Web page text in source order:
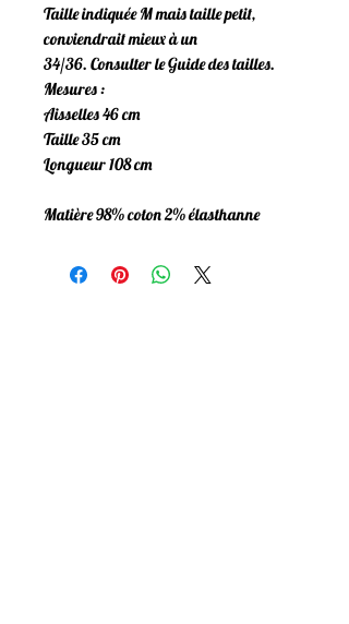
Taille indiquée M mais taille petit,
conviendrait mieux à un
34/36. Consulter le Guide des tailles.
Mesures :
Aisselles 46 cm
Taille 35 cm
Longueur 108 cm
Matière 98% coton 2% élasthanne